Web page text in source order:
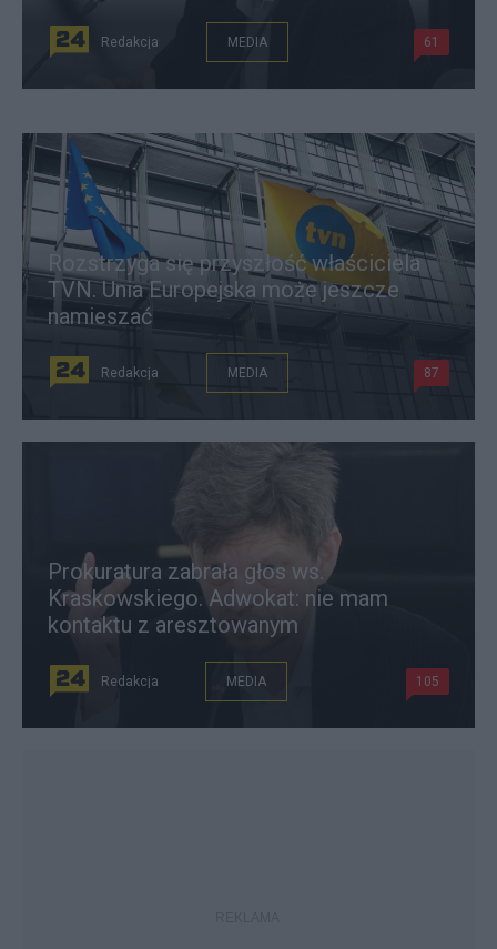
Redakcja MEDIA 61
Rozstrzyga się przyszłość właściciela
TVN. Unia Europejska może jeszcze
namieszać
Redakcja MEDIA 87
Prokuratura zabrała głos ws.
Kraskowskiego. Adwokat: nie mam
kontaktu z aresztowanym
Redakcja MEDIA 105